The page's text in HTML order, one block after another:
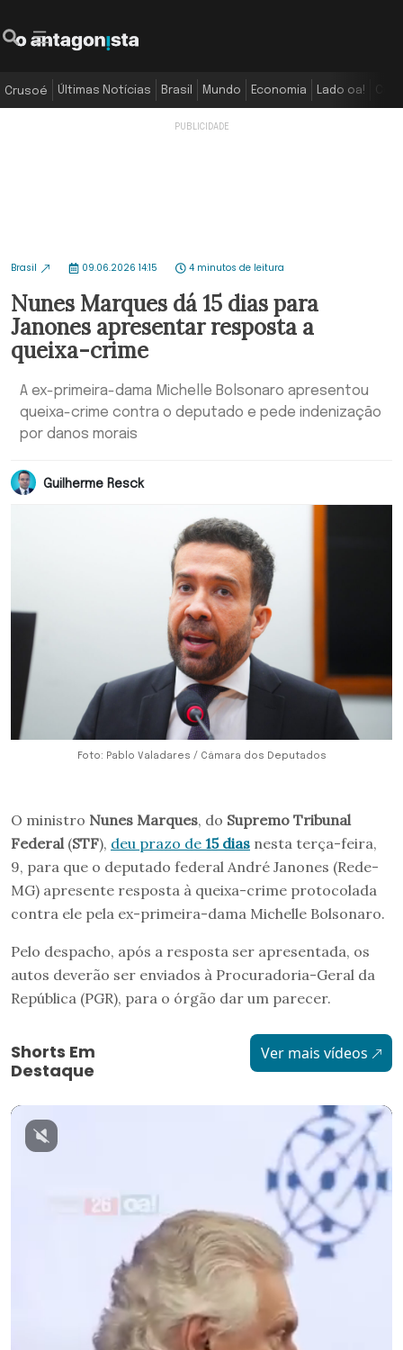
Crusoé Últimas Notícias Brasil Mundo Economia Lado oa!
Brasil 09.06.2026 14:15 4 minutos de leitura
Nunes Marques dá 15 dias para
Janones apresentar resposta a
queixa-crime
A ex-primeira-dama Michelle Bolsonaro apresentou
queixa-crime contra o deputado e pede indenização
por danos morais
Guilherme Resck
Foto: Pablo Valadares / Câmara dos Deputados
O ministro Nunes Marques, do Supremo Tribunal
Federal (STF), deu prazo de 15 dias nesta terça-feira,
9, para que o deputado federal André Janones (Rede-
MG) apresente resposta à queixa-crime protocolada
contra ele pela ex-primeira-dama Michelle Bolsonaro.
Pelo despacho, após a resposta ser apresentada, os
autos deverão ser enviados à Procuradoria-Geral da
República (PGR), para o órgão dar um parecer.
Shorts Em
Destaque
Ver mais vídeos